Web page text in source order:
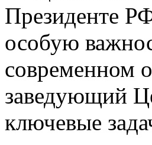
Президенте
особую
современном
заведующий
ключевые